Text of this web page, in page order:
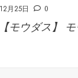
月25日 0
モウダス】